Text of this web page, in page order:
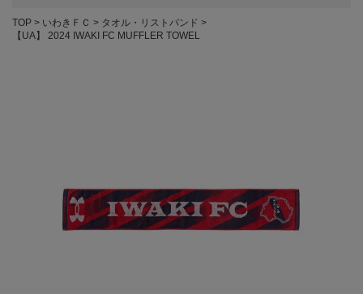
TOP いわきＦＣ
タオル・リストバンド
【UA】 2024 IWAKI FC MUFFLER TOWEL